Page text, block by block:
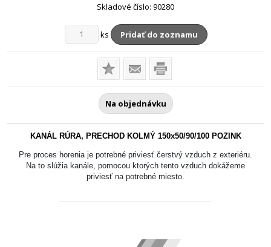
Skladové číslo: 90280
ks Pridať do zoznamu
Na objednávku
KANÁL RÚRA, PRECHOD KOLMÝ 150x50/90/100 POZINK
Pre proces horenia je potrebné priviesť čerstvý vzduch z exteriéru.
Na to slúžia kanále, pomocou ktorých tento vzduch dokážeme
priviesť na potrebné miesto.